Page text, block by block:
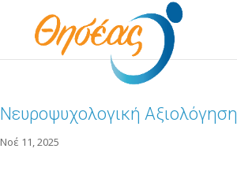
Νευροψυχολογική Αξιολόγηση
Νοέ 11, 2025